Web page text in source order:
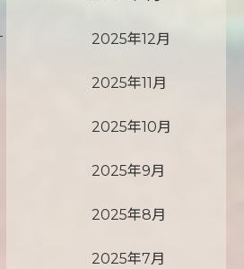
2025年12月
2025年11月
2025年10月
2025年9月
2025年8月
2025年7月